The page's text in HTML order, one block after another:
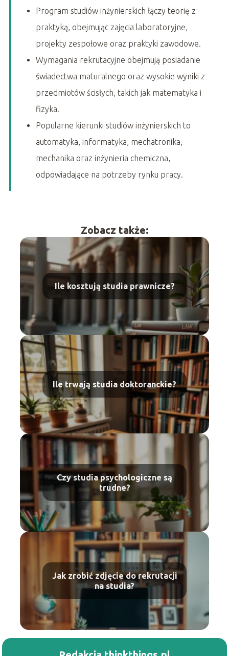
Program studiów inżynierskich łączy teorię z
praktyką, obejmując zajęcia laboratoryjne,
projekty zespołowe oraz praktyki zawodowe.
Wymagania rekrutacyjne obejmują posiadanie
świadectwa maturalnego oraz wysokie wyniki z
przedmiotów ścisłych, takich jak matematyka i
fizyka.
Popularne kierunki studiów inżynierskich to
automatyka, informatyka, mechatronika,
mechanika oraz inżynieria chemiczna,
odpowiadające na potrzeby rynku pracy.
Zobacz także:
Ile kosztują studia prawnicze?
Ile trwają studia doktoranckie?
Czy studia psychologiczne są
trudne?
Jak zrobić zdjęcie do rekrutacji
na studia?